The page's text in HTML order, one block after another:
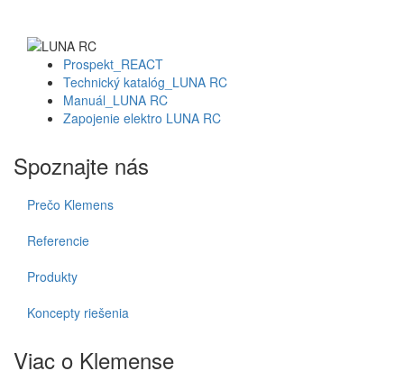
Prospekt_REACT
Technický katalóg_LUNA RC
Manuál_LUNA RC
Zapojenie elektro LUNA RC
Spoznajte nás
Prečo Klemens
Referencie
Produkty
Koncepty riešenia
Viac o Klemense